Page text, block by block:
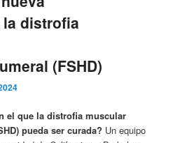
la distrofia
(FSHD)
el que la distrofia muscular
pueda ser curada? Un equipo